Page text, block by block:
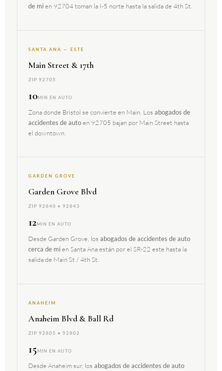
de mi en 92704 toman la I-5 norte hasta la salida de 4th St.
SANTA ANA — ESTE
Main Street & 17th
ZIP 92705
10MIN EN AUTO
Zona donde Bristol se convierte en Main. Los abogados de
accidentes de auto en 92705 bajan por Main Street hasta
el downtown.
GARDEN GROVE
Garden Grove Blvd
ZIP 92840 • 92843
12MIN EN AUTO
Desde Garden Grove, los abogados de accidentes de auto
cerca de mi en Santa Ana están por el SR-22 este hasta la
salida de Main St / 4th St.
ANAHEIM
Anaheim Blvd & Ball Rd
ZIP 92805 • 92802
15MIN EN AUTO
Desde Anaheim sur, los abogados de accidentes de auto